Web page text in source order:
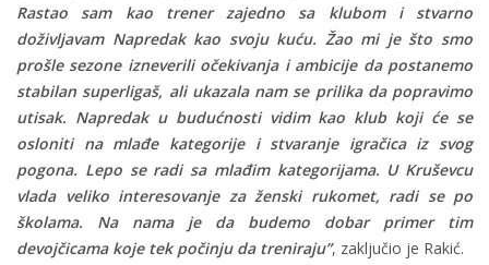
Rastao sam kao trener zajedno sa klubom i stvarno
doživljavam Napredak kao svoju kuću. Žao mi je što smo
prošle sezone izneverili očekivanja i ambicije da postanemo
stabilan superligaš, ali ukazala nam se prilika da popravimo
utisak. Napredak u budućnosti vidim kao klub koji će se
osloniti na mlađe kategorije i stvaranje igračica iz svog
pogona. Lepo se radi sa mlađim kategorijama. U Kruševcu
vlada veliko interesovanje za ženski rukomet, radi se po
školama. Na nama je da budemo dobar primer tim
devojčicama koje tek počinju da treniraju”, zaključio je Rakić.